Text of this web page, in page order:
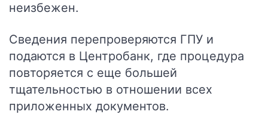
неизбежен.
Сведения перепроверяются ГПУ и
подаются в Центробанк, где процедура
повторяется с еще большей
тщательностью в отношении всех
приложенных документов.